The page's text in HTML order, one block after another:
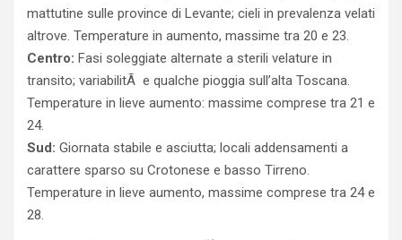
mattutine sulle province di Levante; cieli in prevalenza velati
altrove. Temperature in aumento, massime tra 20 e 23.
Centro: Fasi soleggiate alternate a sterili velature in
transito; variabilitÃ e qualche pioggia sull’alta Toscana.
Temperature in lieve aumento: massime comprese tra 21 e
24.
Sud: Giornata stabile e asciutta; locali addensamenti a
carattere sparso su Crotonese e basso Tirreno.
Temperature in lieve aumento, massime comprese tra 24 e
28.